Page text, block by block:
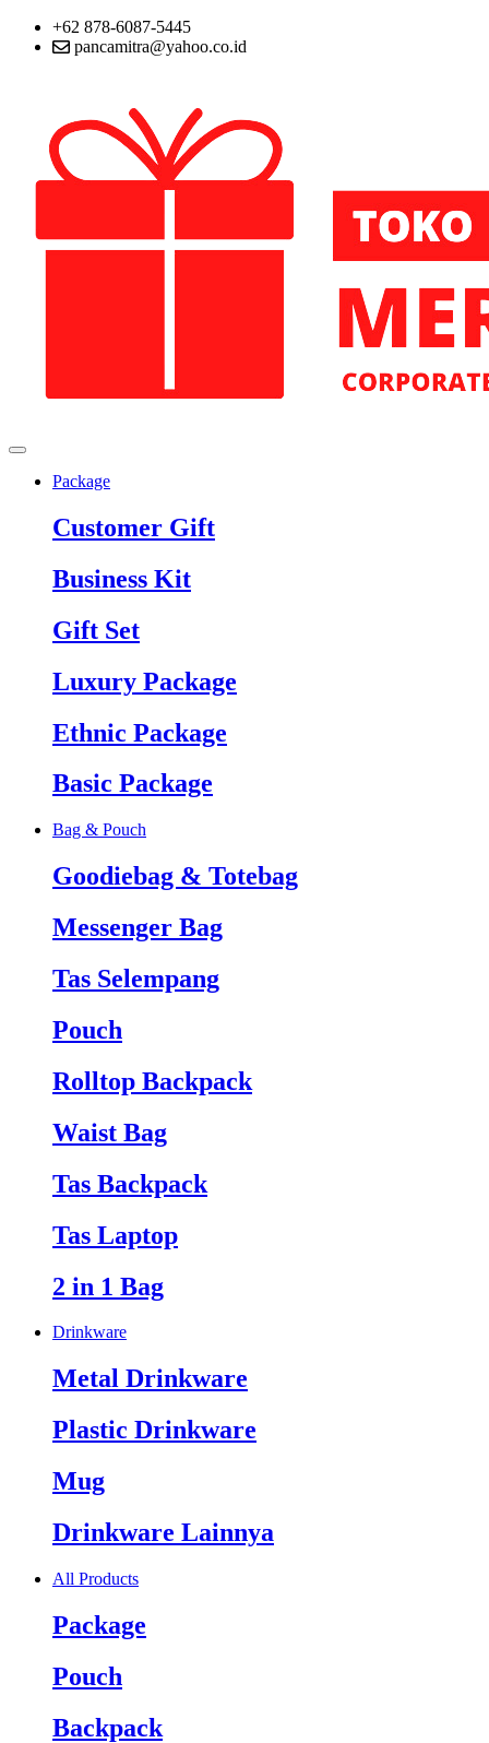
+62 878-6087-5445
pancamitra@yahoo.co.id
Package
Customer Gift
Business Kit
Gift Set
Luxury Package
Ethnic Package
Basic Package
Bag & Pouch
Goodiebag & Totebag
Messenger Bag
Tas Selempang
Pouch
Rolltop Backpack
Waist Bag
Tas Backpack
Tas Laptop
2 in 1 Bag
Drinkware
Metal Drinkware
Plastic Drinkware
Mug
Drinkware Lainnya
All Products
Package
Pouch
Backpack